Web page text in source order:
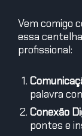
Vem comigo
essa
profissional:
palavra
Conexão
pontes e